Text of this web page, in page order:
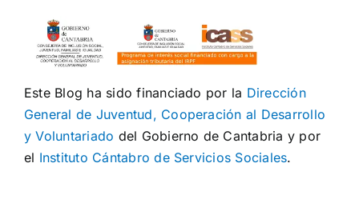
Este Blog ha sido financiado por la Dirección
General de Juventud, Cooperación al Desarrollo
y Voluntariado del Gobierno de Cantabria y por
el Instituto Cántabro de Servicios Sociales.